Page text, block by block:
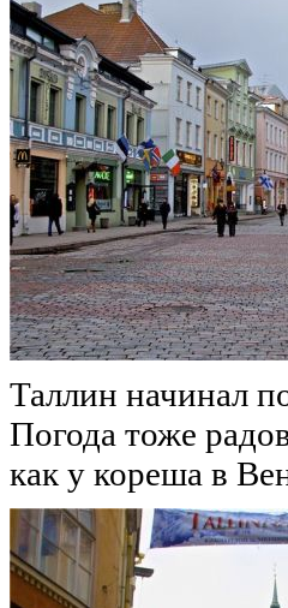
Таллин начинал
Погода тоже
как у кореша в